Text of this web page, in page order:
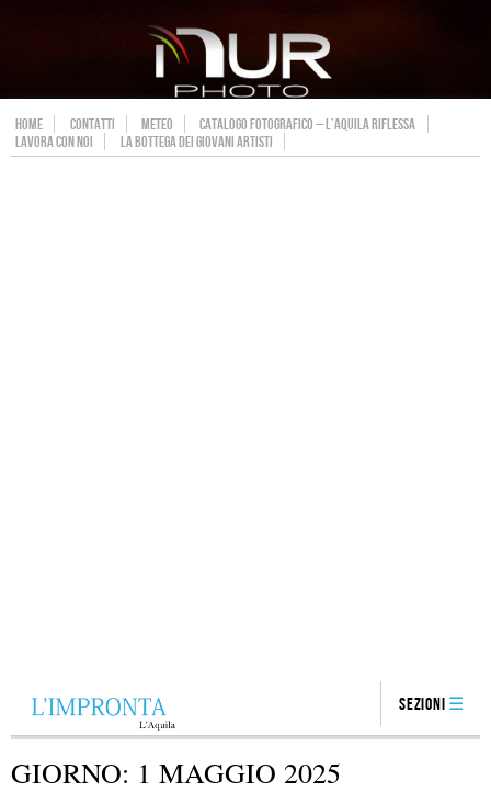
HOME CONTATTI METEO
CATALOGO FOTOGRAFICO – L’AQUILA RIFLESSA
LAVORA CON NOI
LA BOTTEGA DEI GIOVANI ARTISTI
Sezioni
GIORNO: 1 MAGGIO 2025